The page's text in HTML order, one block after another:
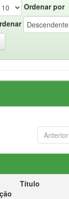
Ordenar por
Anterior
Título